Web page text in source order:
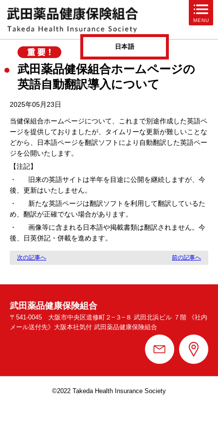
MENU
武田薬品健保組合ホームページの
英語自動翻訳導入について
2025年05月23日
当健保組合ホームページについて、これまで別途作成した英語ペ
ージを提供しておりましたが、タイムリーな更新が難しいことな
どから、日本語ページを翻訳ソフトにより自動翻訳した英語ペー
ジを公開いたします。
【注記】
・ 旧来の英語サイトは半年を目途に公開を継続しますが、今
後、更新はいたしません。
・ 新たな英語ページは翻訳ソフトを利用して翻訳しているた
め、翻訳が正確でない場合があります。
・ 画像等に含まれる日本語や掲載書類は翻訳されません。今
後、日英併記・併載を進めます。
次の記事へ 前の記事へ
武田薬品健康保険組合
〒541-0045 大阪市中央区道修町２−３−８ 武田北浜ビル ７階 《社内
メール送付先》大阪本社気付 武田薬品健康保険組合
©︎2022 Takeda Health Insurance Society
日本語